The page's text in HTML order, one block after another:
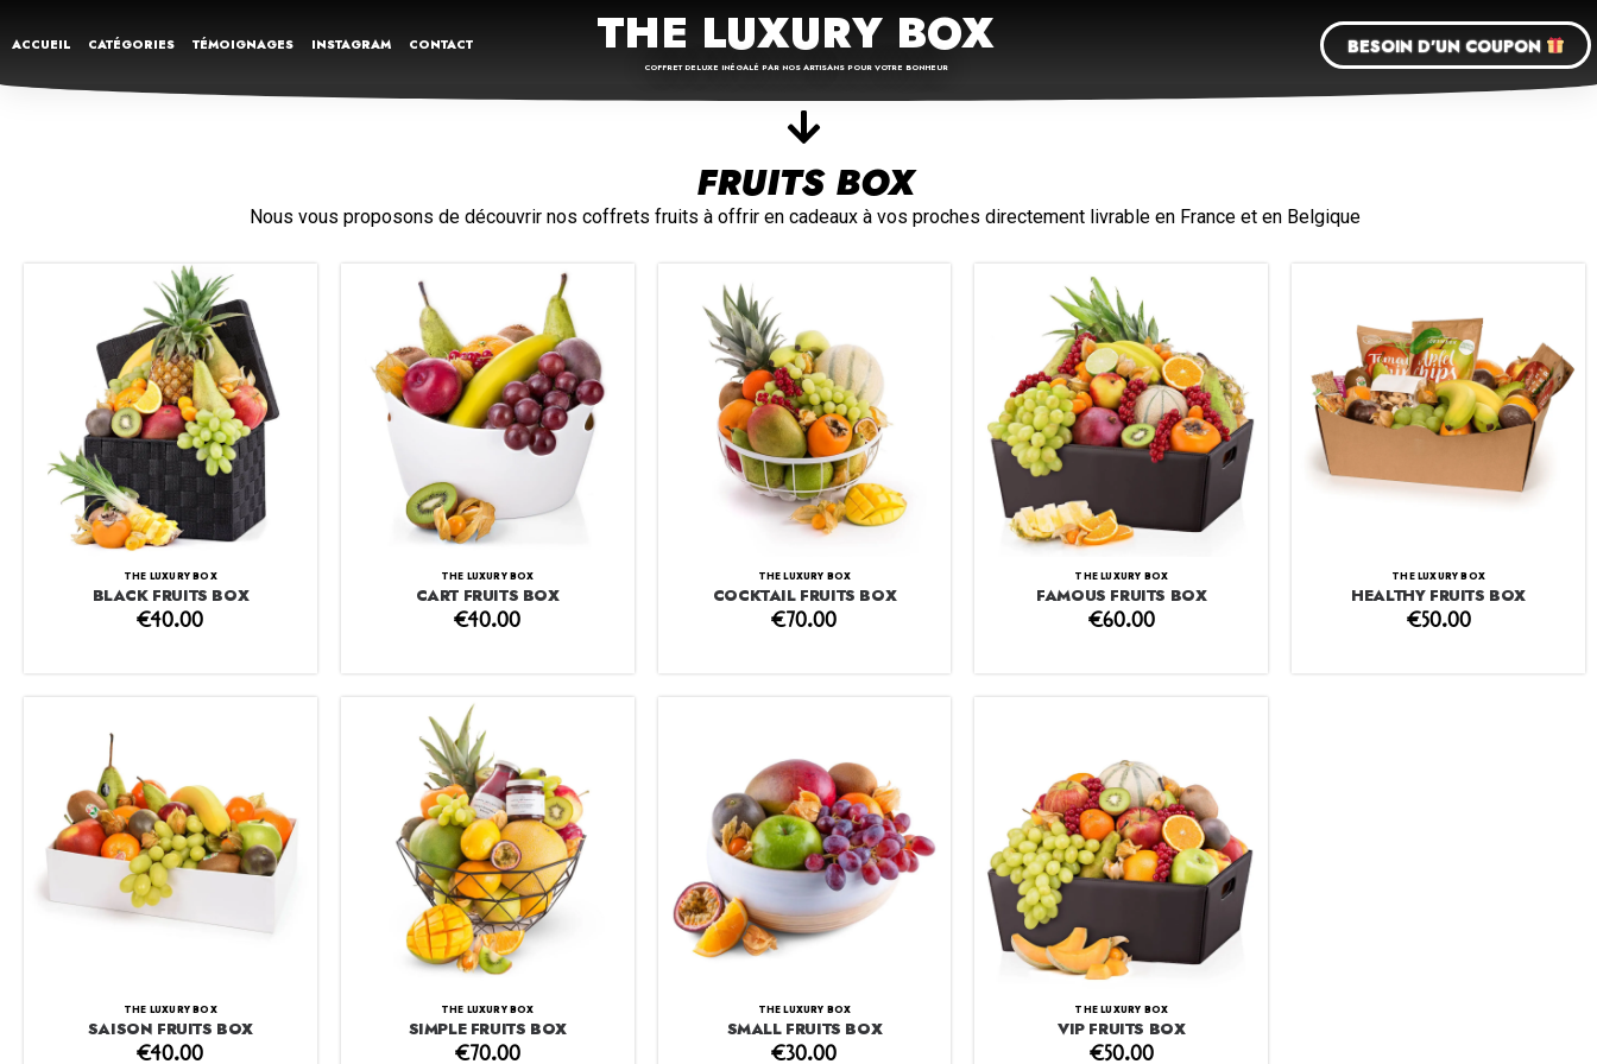
ACCUEIL CATÉGORIES TÉMOIGNAGES INSTAGRAM CONTACT THE LUXURY BOX
COFFRET DELUXE INÉGALÉ PAR NOS ARTISANS POUR VOTRE BONHEUR
BESOIN D'UN COUPON
FRUITS BOX
Nous vous proposons de découvrir nos coffrets fruits à offrir en cadeaux à vos proches directement livrable en France et en Belgique
THE LUXURY BOX
BLACK FRUITS BOX
€40.00
THE LUXURY BOX
CART FRUITS BOX
€40.00
THE LUXURY BOX
COCKTAIL FRUITS BOX
€70.00
THE LUXURY BOX
FAMOUS FRUITS BOX
€60.00
THE LUXURY BOX
HEALTHY FRUITS BOX
€50.00
THE LUXURY BOX
SAISON FRUITS BOX
€40.00
THE LUXURY BOX
SIMPLE FRUITS BOX
€70.00
THE LUXURY BOX
SMALL FRUITS BOX
€30.00
THE LUXURY BOX
VIP FRUITS BOX
€50.00